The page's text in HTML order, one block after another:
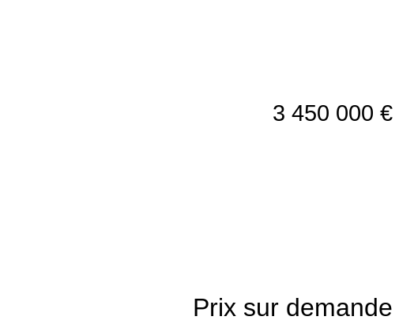
3 450 000 €
Prix sur demande